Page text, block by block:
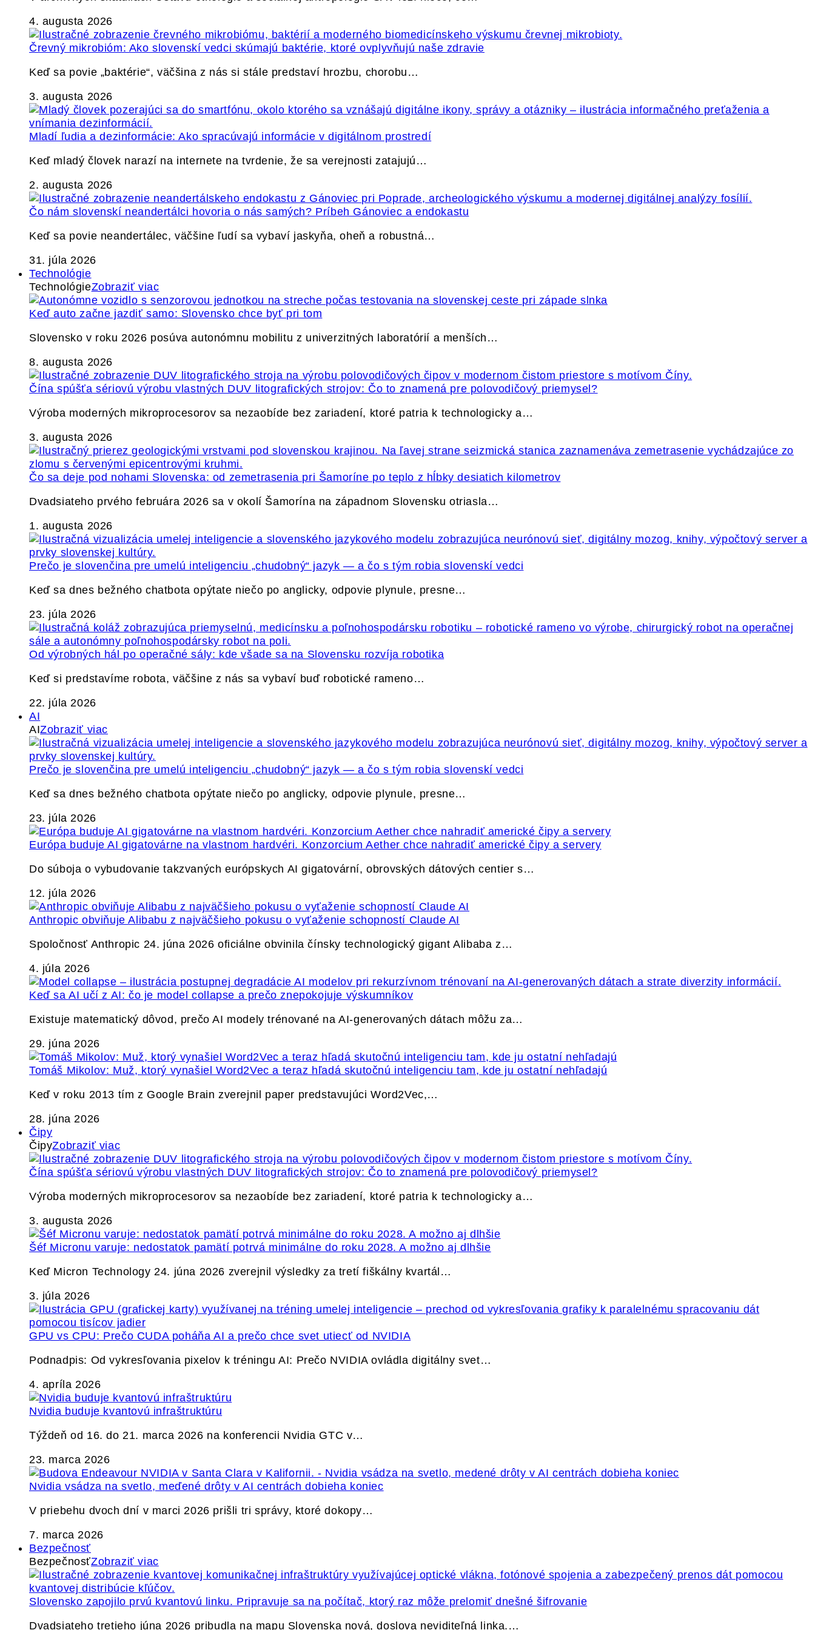
4. augusta 2026
Črevný mikrobióm: Ako slovenskí vedci skúmajú baktérie, ktoré ovplyvňujú naše zdravie
Keď sa povie „baktérie“, väčšina z nás si stále predstaví hrozbu, chorobu…
3. augusta 2026
Mladí ľudia a dezinformácie: Ako spracúvajú informácie v digitálnom prostredí
Keď mladý človek narazí na internete na tvrdenie, že sa verejnosti zatajujú…
2. augusta 2026
Čo nám slovenskí neandertálci hovoria o nás samých? Príbeh Gánoviec a endokastu
Keď sa povie neandertálec, väčšine ľudí sa vybaví jaskyňa, oheň a robustná…
31. júla 2026
Technológie
TechnológieZobraziť viac
Keď auto začne jazdiť samo: Slovensko chce byť pri tom
Slovensko v roku 2026 posúva autonómnu mobilitu z univerzitných laboratórií a menších…
8. augusta 2026
Čína spúšťa sériovú výrobu vlastných DUV litografických strojov: Čo to znamená pre polovodičový priemysel?
Výroba moderných mikroprocesorov sa nezaobíde bez zariadení, ktoré patria k technologicky a…
3. augusta 2026
Čo sa deje pod nohami Slovenska: od zemetrasenia pri Šamoríne po teplo z hĺbky desiatich kilometrov
Dvadsiateho prvého februára 2026 sa v okolí Šamorína na západnom Slovensku otriasla…
1. augusta 2026
Prečo je slovenčina pre umelú inteligenciu „chudobný“ jazyk — a čo s tým robia slovenskí vedci
Keď sa dnes bežného chatbota opýtate niečo po anglicky, odpovie plynule, presne…
23. júla 2026
Od výrobných hál po operačné sály: kde všade sa na Slovensku rozvíja robotika
Keď si predstavíme robota, väčšine z nás sa vybaví buď robotické rameno…
22. júla 2026
AI
AIZobraziť viac
Prečo je slovenčina pre umelú inteligenciu „chudobný“ jazyk — a čo s tým robia slovenskí vedci
Keď sa dnes bežného chatbota opýtate niečo po anglicky, odpovie plynule, presne…
23. júla 2026
Európa buduje AI gigatovárne na vlastnom hardvéri. Konzorcium Aether chce nahradiť americké čipy a servery
Do súboja o vybudovanie takzvaných európskych AI gigatovární, obrovských dátových centier s…
12. júla 2026
Anthropic obviňuje Alibabu z najväčšieho pokusu o vyťaženie schopností Claude AI
Spoločnosť Anthropic 24. júna 2026 oficiálne obvinila čínsky technologický gigant Alibaba z…
4. júla 2026
Keď sa AI učí z AI: čo je model collapse a prečo znepokojuje výskumníkov
Existuje matematický dôvod, prečo AI modely trénované na AI-generovaných dátach môžu za…
29. júna 2026
Tomáš Mikolov: Muž, ktorý vynašiel Word2Vec a teraz hľadá skutočnú inteligenciu tam, kde ju ostatní nehľadajú
Keď v roku 2013 tím z Google Brain zverejnil paper predstavujúci Word2Vec,…
28. júna 2026
Čipy
ČipyZobraziť viac
Čína spúšťa sériovú výrobu vlastných DUV litografických strojov: Čo to znamená pre polovodičový priemysel?
Výroba moderných mikroprocesorov sa nezaobíde bez zariadení, ktoré patria k technologicky a…
3. augusta 2026
Šéf Micronu varuje: nedostatok pamätí potrvá minimálne do roku 2028. A možno aj dlhšie
Keď Micron Technology 24. júna 2026 zverejnil výsledky za tretí fiškálny kvartál…
3. júla 2026
GPU vs CPU: Prečo CUDA poháňa AI a prečo chce svet utiecť od NVIDIA
Podnadpis: Od vykresľovania pixelov k tréningu AI: Prečo NVIDIA ovládla digitálny svet…
4. apríla 2026
Nvidia buduje kvantovú infraštruktúru
Týždeň od 16. do 21. marca 2026 na konferencii Nvidia GTC v…
23. marca 2026
Nvidia vsádza na svetlo, meďené drôty v AI centrách dobieha koniec
V priebehu dvoch dní v marci 2026 prišli tri správy, ktoré dokopy…
7. marca 2026
Bezpečnosť
BezpečnosťZobraziť viac
Slovensko zapojilo prvú kvantovú linku. Pripravuje sa na počítač, ktorý raz môže prelomiť dnešné šifrovanie
Dvadsiateho tretieho júna 2026 pribudla na mapu Slovenska nová, doslova neviditeľná linka.…